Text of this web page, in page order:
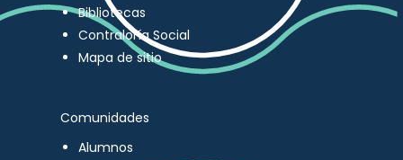
Bibliotecas
Contraloría Social
Mapa de sitio
Comunidades
Alumnos